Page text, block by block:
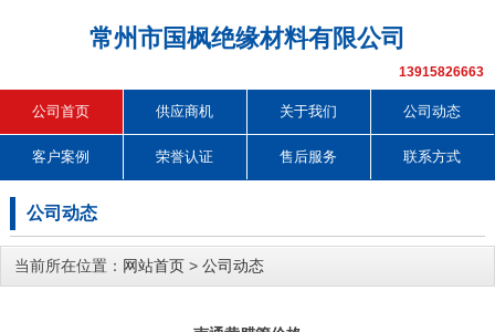
常州市国枫绝缘材料有限公司
13915826663
公司首页 供应商机 关于我们 公司动态
客户案例 荣誉认证 售后服务 联系方式
公司动态
当前所在位置： 网站首页 > 公司动态